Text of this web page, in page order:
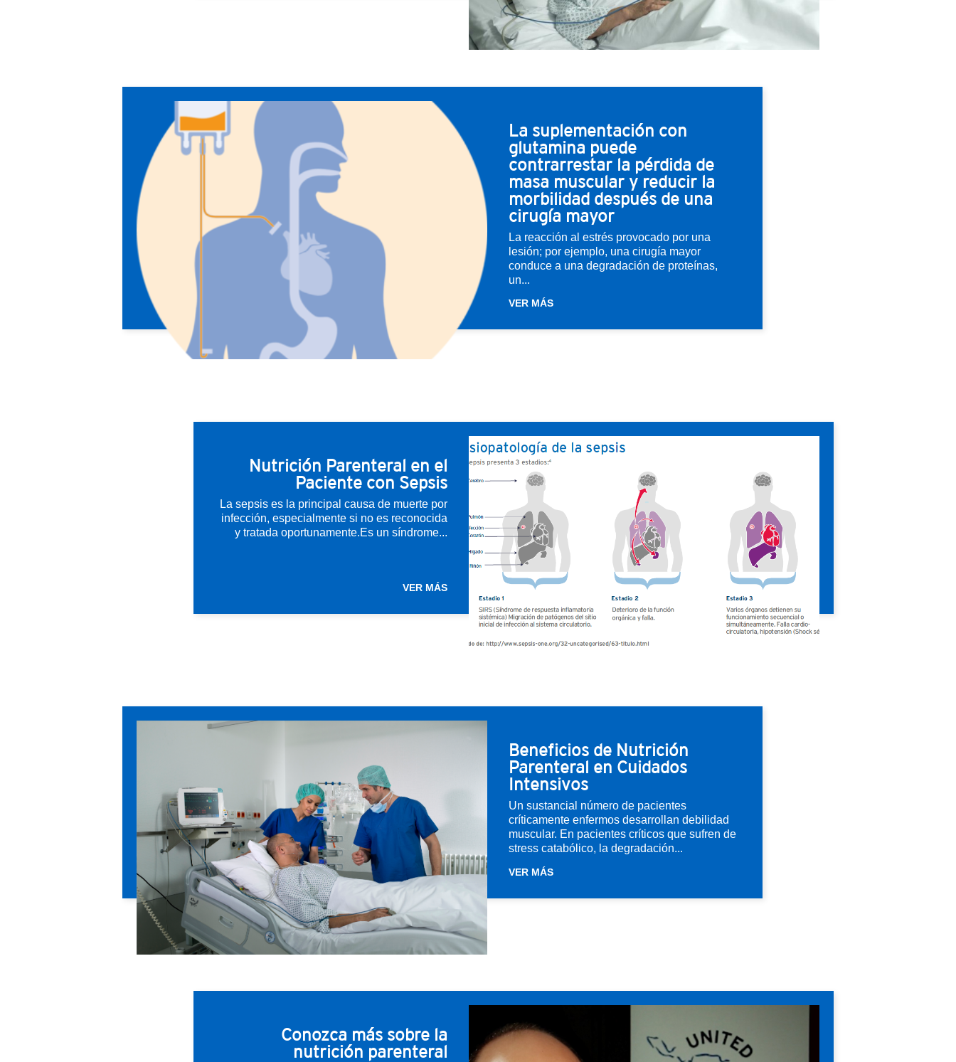
La suplementación con
glutamina puede
contrarrestar la pérdida de
masa muscular y reducir la
morbilidad después de una
cirugía mayor
La reacción al estrés provocado por una
lesión; por ejemplo, una cirugía mayor
conduce a una degradación de proteínas,
un...
VER MÁS
Nutrición Parenteral en el
Paciente con Sepsis
La sepsis es la principal causa de muerte por
infección, especialmente si no es reconocida
y tratada oportunamente.Es un síndrome...
VER MÁS
Beneficios de Nutrición
Parenteral en Cuidados
Intensivos
Un sustancial número de pacientes
críticamente enfermos desarrollan debilidad
muscular. En pacientes críticos que sufren de
stress catabólico, la degradación...
VER MÁS
Conozca más sobre la
nutrición parenteral